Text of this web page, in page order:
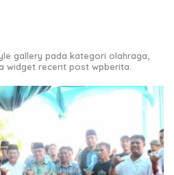
gallery pada kategori olahraga,
widget recent post wpberita.